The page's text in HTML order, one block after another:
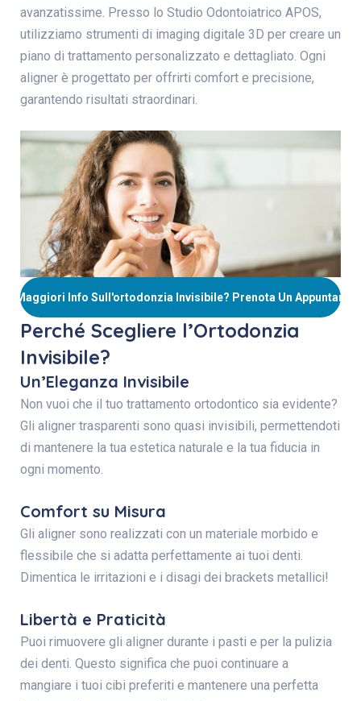
avanzatissime. Presso lo Studio Odontoiatrico APOS,
utilizziamo strumenti di imaging digitale 3D per creare un
piano di trattamento personalizzato e dettagliato. Ogni
aligner è progettato per offrirti comfort e precisione,
garantendo risultati straordinari.
Maggiori Info Sull'ortodonzia Invisibile? Prenota Un
Perché Scegliere l’Ortodonzia
Invisibile?
Un’Eleganza Invisibile
Non vuoi che il tuo trattamento ortodontico sia evidente?
Gli aligner trasparenti sono quasi invisibili, permettendoti
di mantenere la tua estetica naturale e la tua fiducia in
ogni momento.
Comfort su Misura
Gli aligner sono realizzati con un materiale morbido e
flessibile che si adatta perfettamente ai tuoi denti.
Dimentica le irritazioni e i disagi dei brackets metallici!
Libertà e Praticità
Puoi rimuovere gli aligner durante i pasti e per la pulizia
dei denti. Questo significa che puoi continuare a
mangiare i tuoi cibi preferiti e mantenere una perfetta